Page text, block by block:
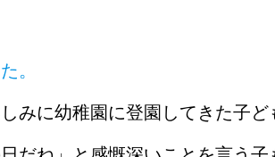
。
みに幼稚園に登園してきた子ど